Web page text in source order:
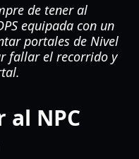
de tener al
equipada con un
portales de Nivel
fallar el recorrido y
NPC